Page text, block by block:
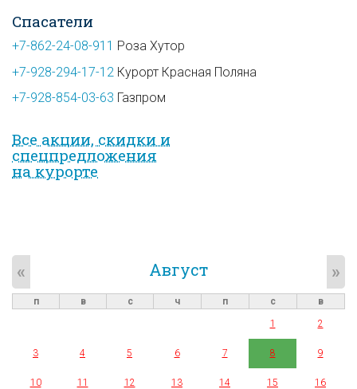
Спасатели
+7-862-24-08-911 Роза Хутор
+7-928-294-17-12 Курорт Красная Поляна
+7-928-854-03-63 Газпром
Все акции, скидки и
спец­предложе­ния
на курорте
Август
« »
п в с ч п с
в
1
2
3 4 5 6 7 8 9
10 11 12 13 14 15 16